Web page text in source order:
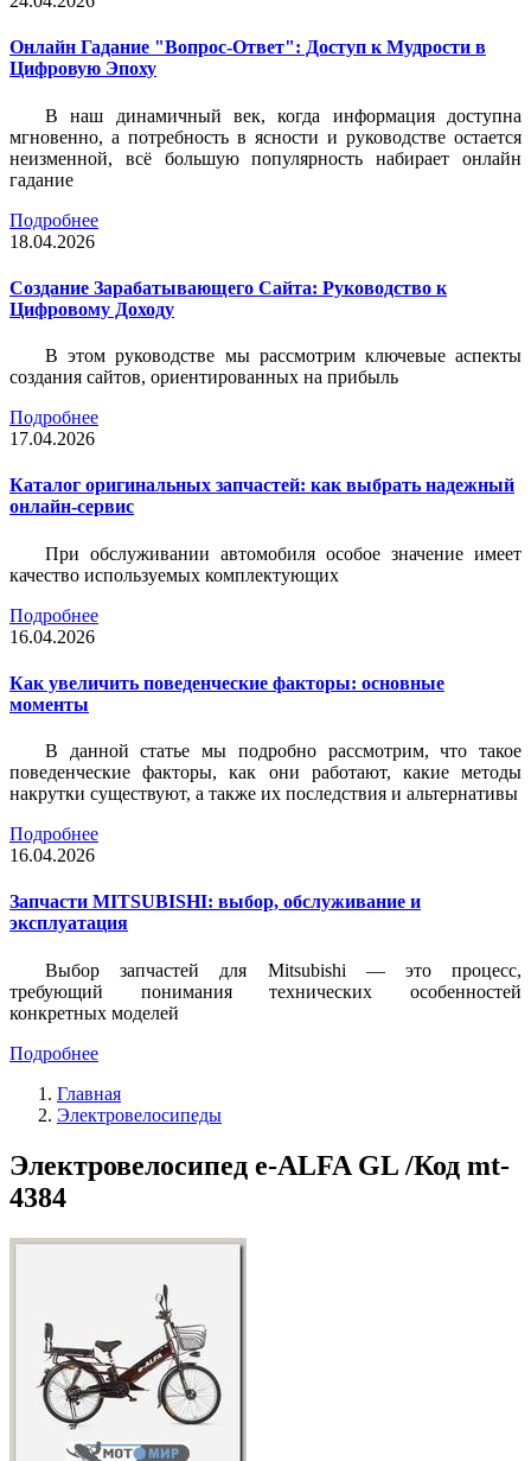
Онлайн Гадание "Вопрос-Ответ": Доступ к Мудрости в
Цифровую Эпоху
В наш динамичный век, когда информация доступна
мгновенно, а потребность в ясности и руководстве остается
неизменной, всё большую популярность набирает онлайн
гадание
Подробнее
18.04.2026
Создание Зарабатывающего Сайта: Руководство к
Цифровому Доходу
В этом руководстве мы рассмотрим ключевые аспекты
создания сайтов, ориентированных на прибыль
Подробнее
17.04.2026
Каталог оригинальных запчастей: как выбрать надежный
онлайн-сервис
При обслуживании автомобиля особое значение имеет
качество используемых комплектующих
Подробнее
16.04.2026
Как увеличить поведенческие факторы: основные
моменты
В данной статье мы подробно рассмотрим, что такое
поведенческие факторы, как они работают, какие методы
накрутки существуют, а также их последствия и альтернативы
Подробнее
16.04.2026
Запчасти MITSUBISHI: выбор, обслуживание и
эксплуатация
Выбор запчастей для Mitsubishi — это процесс,
требующий понимания технических особенностей
конкретных моделей
Подробнее
Главная
Электровелосипеды
Электровелосипед e-ALFA GL /Код mt-
4384